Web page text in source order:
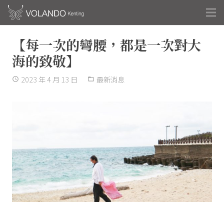
【每一次的彎腰，都是一次對大
海的致敬】
access_time 2023 年 4 月 13 日 folder_open 最新消息